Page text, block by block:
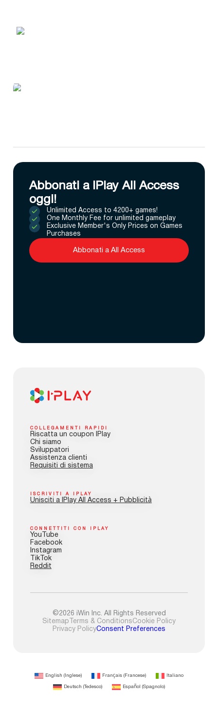
Abbonati a IPlay All Access
oggi!
Unlimited Access to 4200+ games!
One Monthly Fee for unlimited gameplay
Exclusive Member's Only Prices on Games
Purchases
Abbonati a All Access
COLLEGAMENTI RAPIDI
Riscatta un coupon IPlay
Chi siamo
Sviluppatori
Assistenza clienti
Requisiti di sistema
ISCRIVITI A IPLAY
Unisciti a IPlay All Access + Pubblicità
CONNETTITI CON IPLAY
YouTube
Facebook
Instagram
TikTok
Reddit
©2026 iWin Inc. All Rights Reserved
Sitemap Terms & ConditionsCookie Policy
Privacy PolicyConsent Preferences
English ( Inglese) Français ( Francese) Italiano
Deutsch ( Tedesco) Español (Spagnolo)